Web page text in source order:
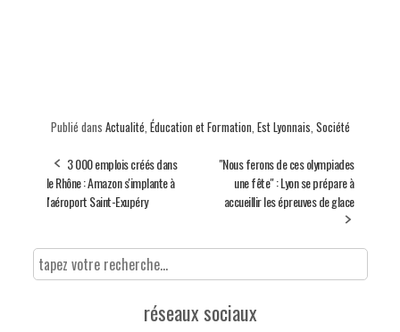
Publié dans Actualité Éducation et Formation Est Lyonnais Société
3 000 emplois créés dans
le Rhône : Amazon s'implante à
l'aéroport Saint-Exupéry
"Nous ferons de ces olympiades
une fête" : Lyon se prépare à
accueillir les épreuves de glace
réseaux sociaux